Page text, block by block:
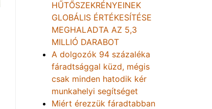
HŰTŐSZEKRÉNYEINEK
GLOBÁLIS ÉRTÉKESÍTÉSE
MEGHALADTA AZ 5,3
MILLIÓ DARABOT
A dolgozók 94 százaléka
fáradtsággal küzd, mégis
csak minden hatodik kér
munkahelyi segítséget
Miért érezzük fáradtabban